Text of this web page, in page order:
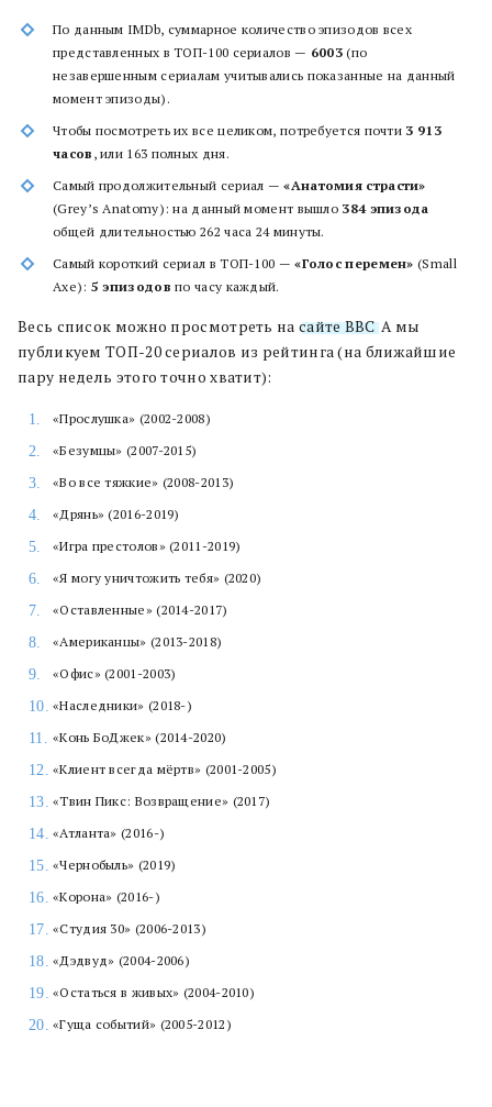
По данным IMDb, суммарное количество эпизодов всех
представленных в ТОП-100 сериалов — 6003 (по
незавершенным сериалам учитывались показанные на данный
момент эпизоды).
Чтобы посмотреть их все целиком, потребуется почти 3 913
часов , или 163 полных дня.
Самый продолжительный сериал —«Анатомия страсти»
(Grey’s Anatomy): на данный момент вышло 384 эпизода
общей длительностью 262 часа 24 минуты.
Самый короткий сериал в ТОП-100 —«Голос перемен» (Small
Axe): 5 эпизодов по часу каждый.
Весь список можно просмотреть на сайте BBC. А мы
публикуем ТОП-20 сериалов из рейтинга (на ближайшие
пару недель этого точно хватит):
«Прослушка» (2002-2008)
«Безумцы» (2007-2015)
«Во все тяжкие» (2008-2013)
«Дрянь» (2016-2019)
«Игра престолов» (2011-2019)
«Я могу уничтожить тебя» (2020)
«Оставленные» (2014-2017)
«Американцы» (2013-2018)
«Офис» (2001-2003)
«Наследники» (2018-)
«Конь БоДжек» (2014-2020)
«Клиент всегда мёртв» (2001-2005)
«Твин Пикс: Возвращение» (2017)
«Атланта» (2016-)
«Чернобыль» (2019)
«Корона» (2016-)
«Студия 30» (2006-2013)
«Дэдвуд» (2004-2006)
«Остаться в живых» (2004-2010)
«Гуща событий» (2005-2012)